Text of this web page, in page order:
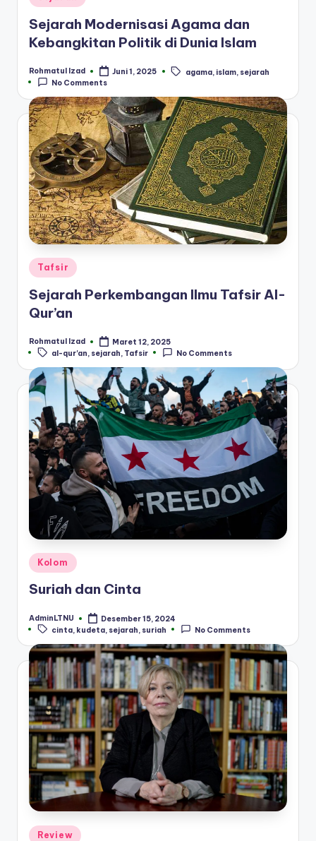
in
Sejarah Modernisasi Agama dan
Kebangkitan Politik di Dunia Islam
Posted
by
Rohmatul Izad Juni 1, 2025
Tags: agama, islam, sejarah
No Comments
Posted
in
Tafsir
Sejarah Perkembangan Ilmu Tafsir Al-
Qur’an
Posted
by
Rohmatul Izad Maret 12, 2025
Tags:
al-qur'an sejarah Tafsir No Comments
Posted
in
Kolom
Suriah dan Cinta
Posted
by
AdminLTNU Desember 15, 2024
Tags:
cinta kudeta sejarah suriah No Comments
Posted
Review